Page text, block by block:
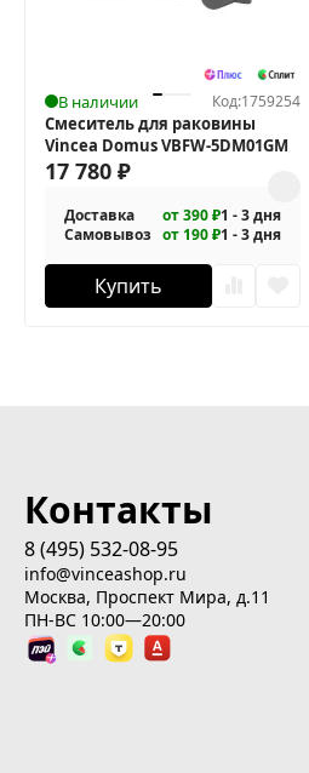
В наличии Код:1759254
Смеситель для раковины
Vincea Domus VBFW-5DM01GM
17 780 ₽
Доставка от 390 ₽1 - 3 дня
Самовывоз от 190 ₽1 - 3 дня
Купить
Контакты
8 (495) 532-08-95
info@vinceashop.ru
Москва, Проспект Мира, д.11
ПН-ВС 10:00—20:00